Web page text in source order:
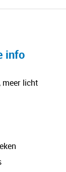
variaties.
info
meer licht